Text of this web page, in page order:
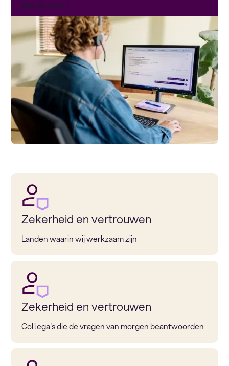
Alle diensten
Zekerheid en vertrouwen
Landen waarin wij werkzaam zijn
Zekerheid en vertrouwen
Collega's die de vragen van morgen beantwoorden